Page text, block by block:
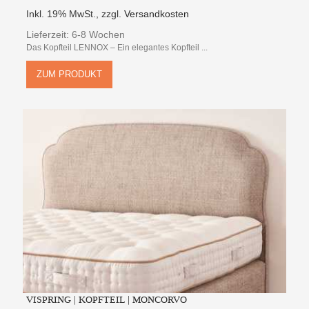
Inkl. 19% MwSt. ,zzgl.Versandkosten
Lieferzeit: 6-8 Wochen
Das Kopfteil LENNOX – Ein elegantes Kopfteil ...
ZUM PRODUKT
VISPRING | KOPFTEIL | MONCORVO